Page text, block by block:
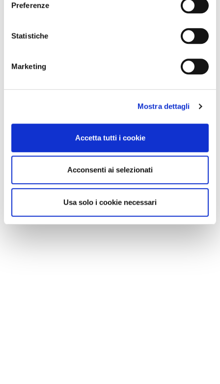
Preferenze
Statistiche
Marketing
Mostra dettagli
Accetta tutti i cookie
Acconsenti ai selezionati
Usa solo i cookie necessari